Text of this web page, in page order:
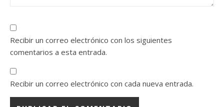
Recibir un correo electrónico con los siguientes
comentarios a esta entrada.
Recibir un correo electrónico con cada nueva entrada.